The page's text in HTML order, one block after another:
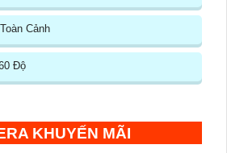
Cảnh
Độ
KHUYẾN MÃI